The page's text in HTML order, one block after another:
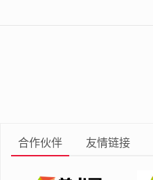
合作伙伴 友情链接